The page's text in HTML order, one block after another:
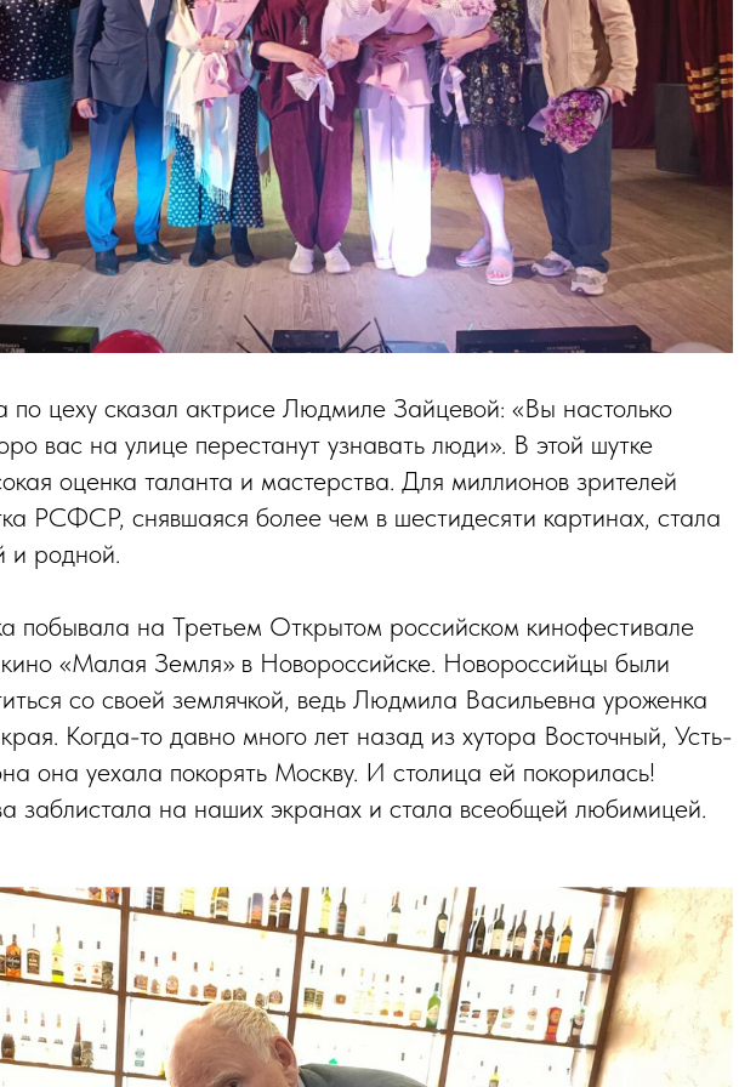
цеху сказал актрисе Людмиле Зайцевой: «Вы настолько
вас на улице перестанут узнавать люди». В этой шутке
оценка таланта и мастерства. Для миллионов зрителей
РСФСР, снявшаяся более чем в шестидесяти картинах, стала
и родной.
побывала на Третьем Открытом российском кинофестивале
кино «Малая Земля» в Новороссийске. Новороссийцы были
со своей землячкой, ведь Людмила Васильевна уроженка
Когда-то давно много лет назад из хутора Восточный, Усть-
она уехала покорять Москву. И столица ей покорилась!
заблистала на наших экранах и стала всеобщей любимицей.